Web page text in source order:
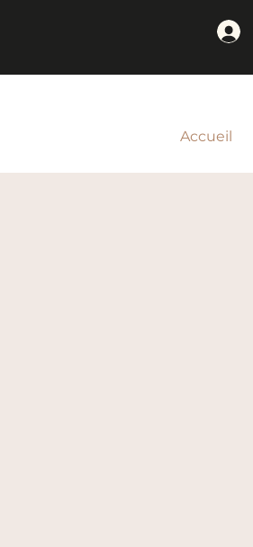
Accueil